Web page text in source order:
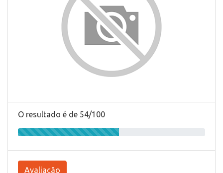
O resultado é de 54/100
Avaliação